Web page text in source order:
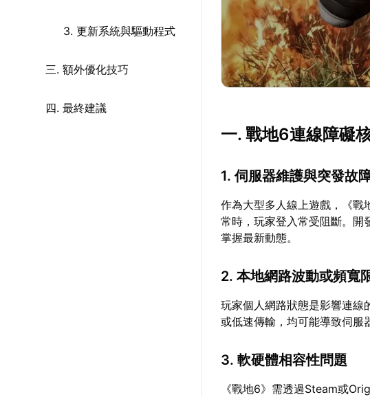
3. 更新系統與驅動程式
三. 額外優化技巧
四. 最終建議
一. 戰地6連線障礙
1. 伺服器維護與突發故
作為大型多人線上遊戲，《戰
常時，玩家登入常受阻斷。開
掌握最新動態。
2. 本地網路波動或頻寬
玩家個人網路狀態是影響連線
或低速傳輸，均可能導致伺服
3. 軟硬體相容性問題
《戰地6》需透過Steam或